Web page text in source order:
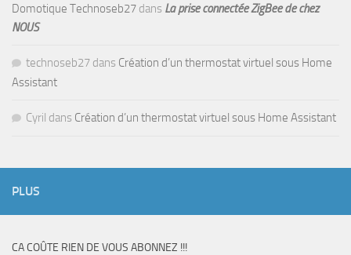
Domotique Technoseb27 dans La prise connectée ZigBee de chez
NOUS
technoseb27 dans Création d’un thermostat virtuel sous Home
Assistant
Cyril dans Création d’un thermostat virtuel sous Home Assistant
PLUS
CA COÛTE RIEN DE VOUS ABONNEZ !!!